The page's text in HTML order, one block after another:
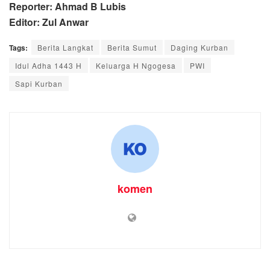
Reporter: Ahmad B Lubis
Editor: Zul Anwar
Tags: Berita Langkat Berita Sumut
Daging Kurban
Idul Adha 1443 H
Keluarga H Ngogesa
PWI
Sapi Kurban
komen